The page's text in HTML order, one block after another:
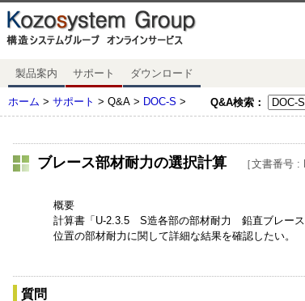
製品案内 サポート ダウンロード
Q&A検索：
ホーム > サポート > Q&A > DOC-S >
ブレース部材耐力の選択計算 ［文書番号 :
概要
計算書「U-2.3.5 S造各部の部材耐力 鉛直ブレー
位置の部材耐力に関して詳細な結果を確認したい。
質問